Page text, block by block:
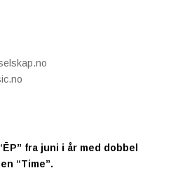
fra juni i år med dobbel
“Time”.